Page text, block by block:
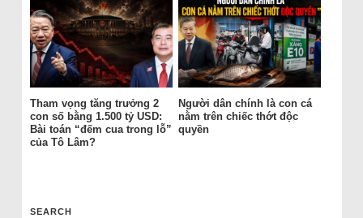
Tham vọng tăng trưởng 2
con số bằng 1.500 tỷ USD:
Bài toán “đếm cua trong lỗ”
của Tô Lâm?
Người dân chính là con cá
nằm trên chiếc thớt độc
quyền
SEARCH